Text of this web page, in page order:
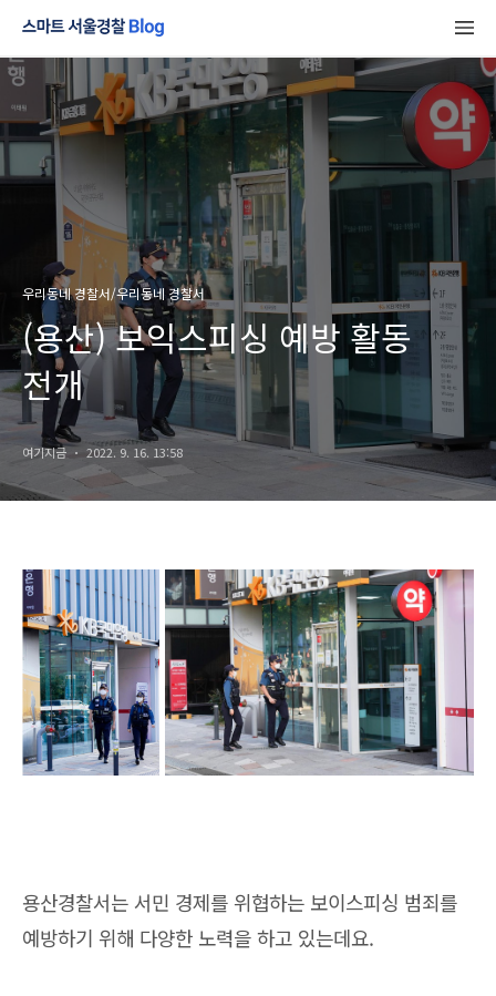
우리동네 경찰서/우리동네 경찰서
(용산) 보익스피싱 예방 활동
전개
여기지금 2022. 9. 16. 13:58
용산경찰서는 서민 경제를 위협하는 보이스피싱 범죄를
예방하기 위해 다양한 노력을 하고 있는데요.